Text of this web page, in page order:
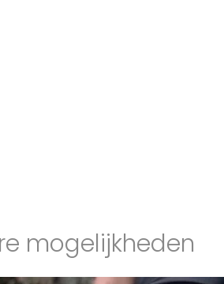
mogelijkheden